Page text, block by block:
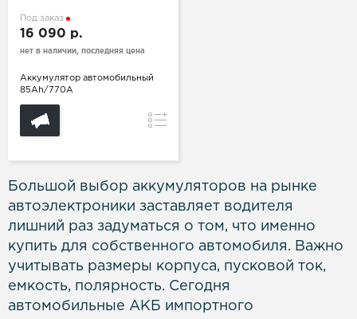
Под заказ
16 090 р.
нет в наличии, последняя цена
Аккумулятор автомобильный
85Ah/770A
Сравнение
Большой выбор аккумуляторов на рынке
автоэлектроники заставляет водителя
лишний раз задуматься о том, что именно
купить для собственного автомобиля. Важно
учитывать размеры корпуса, пусковой ток,
емкость, полярность. Сегодня
автомобильные АКБ импортного